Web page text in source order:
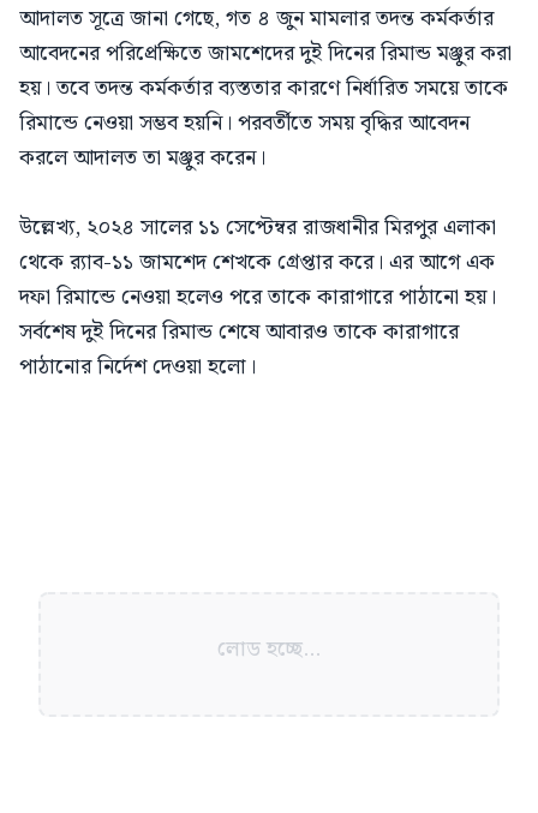
আদালত সূত্রে জানা গেছে, গত ৪ জুন মামলার তদন্ত কর্মকর্তার
আবেদনের পরিপ্রেক্ষিতে জামশেদের দুই দিনের রিমান্ড মঞ্জুর করা
হয়। তবে তদন্ত কর্মকর্তার ব্যস্ততার কারণে নির্ধারিত সময়ে তাকে
রিমান্ডে নেওয়া সম্ভব হয়নি। পরবর্তীতে সময় বৃদ্ধির আবেদন
করলে আদালত তা মঞ্জুর করেন।
উল্লেখ্য, ২০২৪ সালের ১১ সেপ্টেম্বর রাজধানীর মিরপুর এলাকা
থেকে র‌্যাব-১১ জামশেদ শেখকে গ্রেপ্তার করে। এর আগে এক
দফা রিমান্ডে নেওয়া হলেও পরে তাকে কারাগারে পাঠানো হয়।
সর্বশেষ দুই দিনের রিমান্ড শেষে আবারও তাকে কারাগারে
পাঠানোর নির্দেশ দেওয়া হলো।
লোড হচ্ছে...